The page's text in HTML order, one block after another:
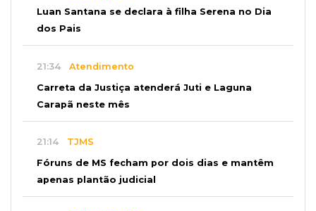
Luan Santana se declara à filha Serena no Dia
dos Pais
21:34 Atendimento
Carreta da Justiça atenderá Juti e Laguna
Carapã neste mês
21:14 TJMS
Fóruns de MS fecham por dois dias e mantêm
apenas plantão judicial